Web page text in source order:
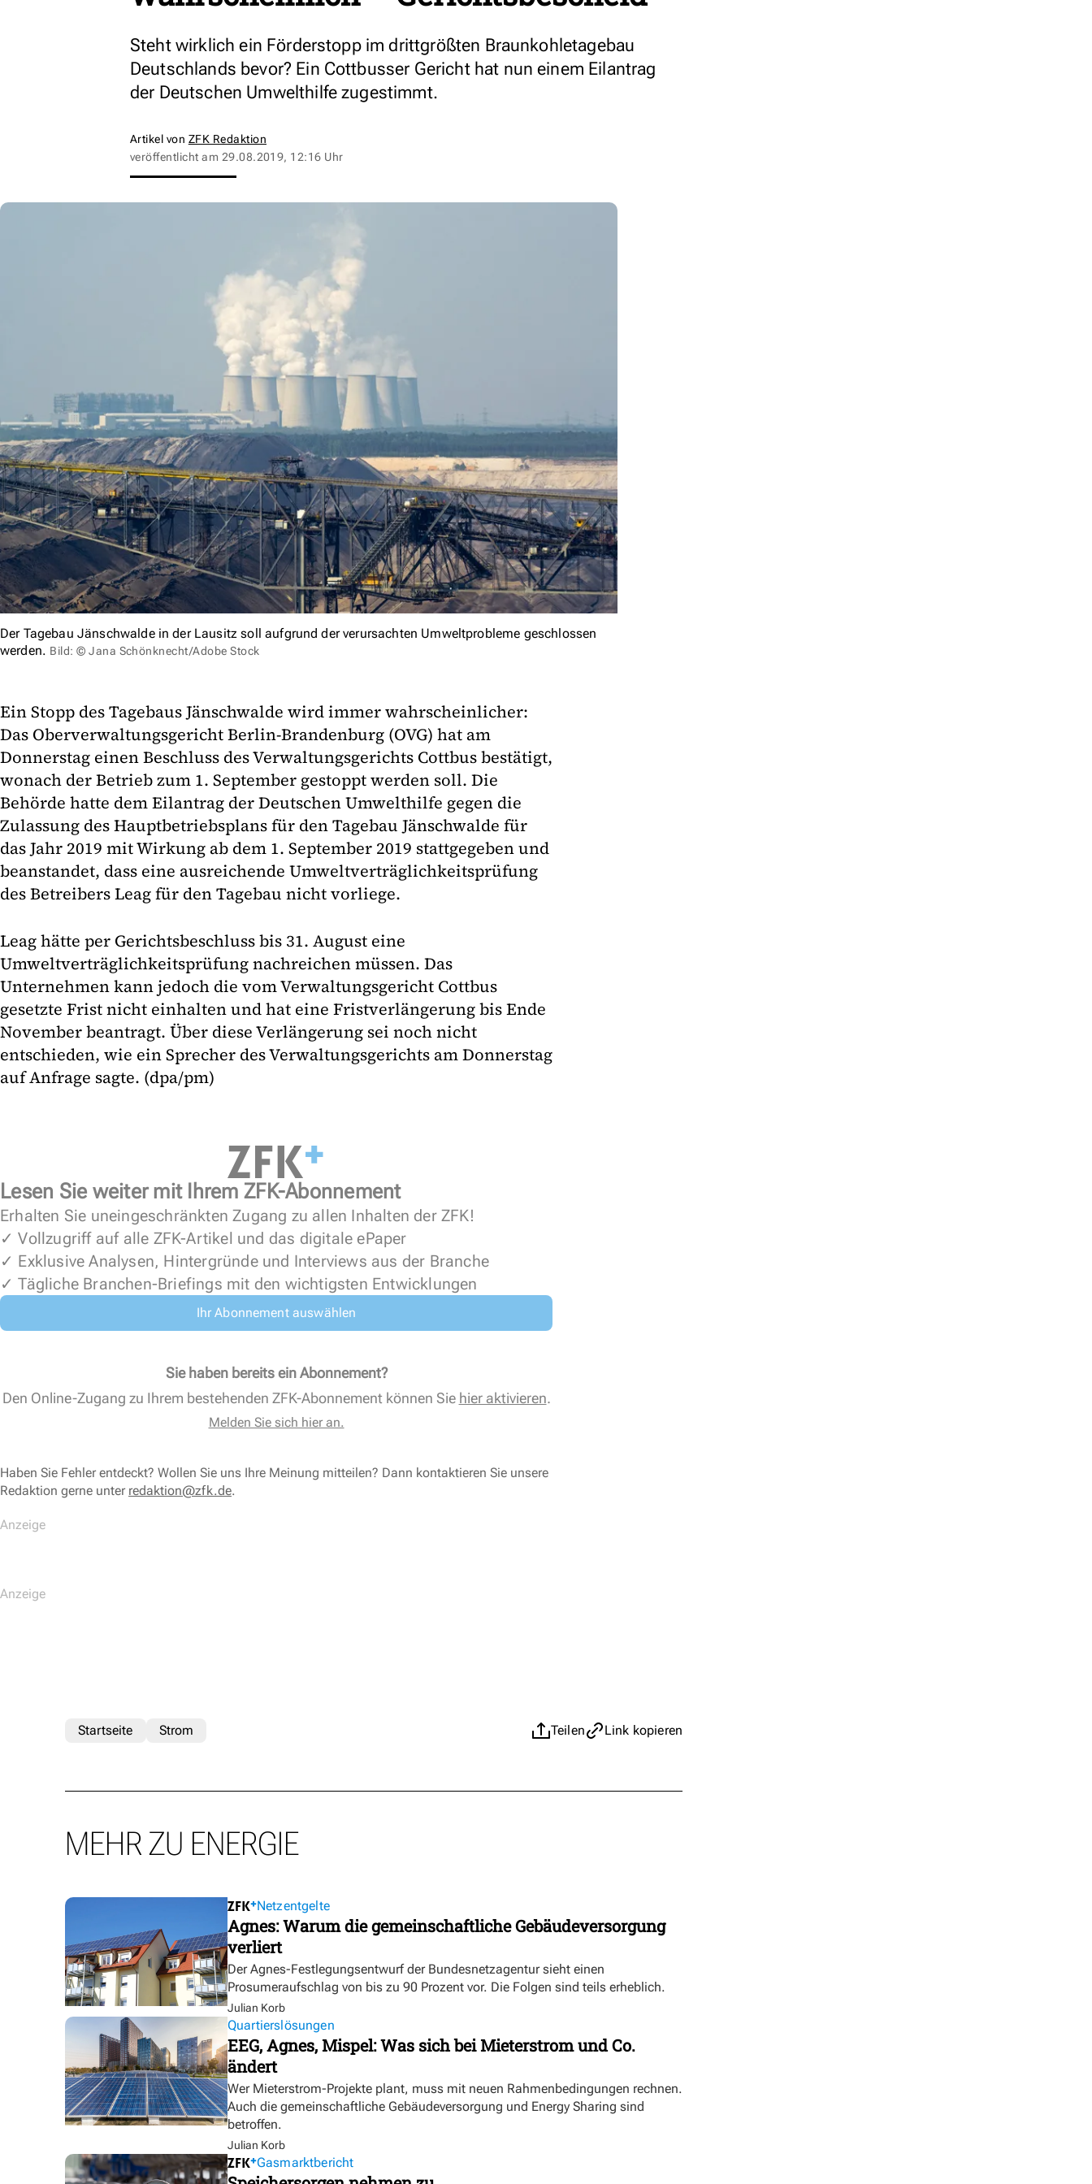
Steht wirklich ein Förderstopp im drittgrößten Braunkohletagebau
Deutschlands bevor? Ein Cottbusser Gericht hat nun einem Eilantrag
der Deutschen Umwelthilfe zugestimmt.
Artikel von ZFK Redaktion
veröffentlicht am 29.08.2019, 12:16 Uhr
Der Tagebau Jänschwalde in der Lausitz soll aufgrund der verursachten Umweltprobleme geschlossen
werden. Bild: © Jana Schönknecht/Adobe Stock
Ein Stopp des Tagebaus Jänschwalde wird immer wahrscheinlicher:
Das Oberverwaltungsgericht Berlin-Brandenburg (OVG) hat am
Donnerstag einen Beschluss des Verwaltungsgerichts Cottbus bestätigt,
wonach der Betrieb zum 1. September gestoppt werden soll. Die
Behörde hatte dem Eilantrag der Deutschen Umwelthilfe gegen die
Zulassung des Hauptbetriebsplans für den Tagebau Jänschwalde für
das Jahr 2019 mit Wirkung ab dem 1. September 2019 stattgegeben und
beanstandet, dass eine ausreichende Umweltverträglichkeitsprüfung
des Betreibers Leag für den Tagebau nicht vorliege.
Leag hätte per Gerichtsbeschluss bis 31. August eine
Umweltverträglichkeitsprüfung nachreichen müssen. Das
Unternehmen kann jedoch die vom Verwaltungsgericht Cottbus
gesetzte Frist nicht einhalten und hat eine Fristverlängerung bis Ende
November beantragt. Über diese Verlängerung sei noch nicht
entschieden, wie ein Sprecher des Verwaltungsgerichts am Donnerstag
auf Anfrage sagte. (dpa/pm)
Lesen Sie weiter mit Ihrem ZFK-Abonnement
Erhalten Sie uneingeschränkten Zugang zu allen Inhalten der ZFK!
✓ Vollzugriff auf alle ZFK-Artikel und das digitale ePaper
✓ Exklusive Analysen, Hintergründe und Interviews aus der Branche
✓ Tägliche Branchen-Briefings mit den wichtigsten Entwicklungen
Ihr Abonnement auswählen
Sie haben bereits ein Abonnement?
Den Online-Zugang zu Ihrem bestehenden ZFK-Abonnement können Sie hier aktivieren.
Melden Sie sich hier an.
Haben Sie Fehler entdeckt? Wollen Sie uns Ihre Meinung mitteilen? Dann kontaktieren Sie unsere
Redaktion gerne unter redaktion@zfk.de.
Teilen Link kopieren
Startseite Strom
MEHR ZU ENERGIE
Netzentgelte
Agnes: Warum die gemeinschaftliche Gebäudeversorgung
verliert
Der Agnes-Festlegungsentwurf der Bundesnetzagentur sieht einen
Prosumeraufschlag von bis zu 90 Prozent vor. Die Folgen sind teils erheblich.
Julian Korb
Quartierslösungen
EEG, Agnes, Mispel: Was sich bei Mieterstrom und Co.
ändert
Wer Mieterstrom-Projekte plant, muss mit neuen Rahmenbedingungen rechnen.
Auch die gemeinschaftliche Gebäudeversorgung und Energy Sharing sind
betroffen.
Julian Korb
Gasmarktbericht